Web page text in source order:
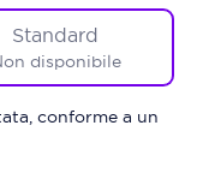
Standard
disponibile
conforme a un